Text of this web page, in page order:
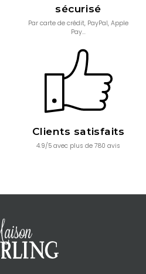
sécurisé
Par carte de crédit, PayPal, Apple
Pay...
Clients satisfaits
4.9/5 avec plus de 780 avis